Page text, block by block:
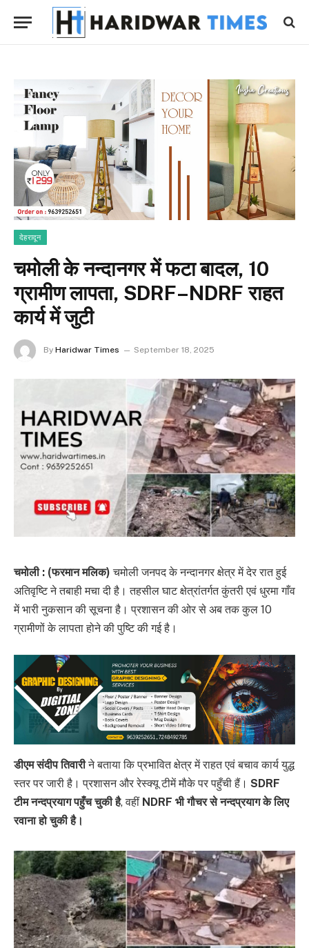
देहरादून
चमोली के नन्दानगर में फटा बादल, 10
ग्रामीण लापता, SDRF–NDRF राहत
कार्य में जुटी
By Haridwar Times September 18, 2025
चमोली : (फरमान मलिक) चमोली जनपद के नन्दानगर क्षेत्र में देर रात हुई
अतिवृष्टि ने तबाही मचा दी है। तहसील घाट क्षेत्रांतर्गत कुंतरी एवं धुरमा गाँव
में भारी नुकसान की सूचना है। प्रशासन की ओर से अब तक कुल 10
ग्रामीणों के लापता होने की पुष्टि की गई है।
डीएम संदीप तिवारीने बताया कि प्रभावित क्षेत्र में राहत एवं बचाव कार्य युद्ध
स्तर पर जारी है। प्रशासन और रेस्क्यू टीमें मौके पर पहुँची हैं। SDRF
टीम नन्दप्रयाग पहुँच चुकी है, वहीं NDRF भी गौचर से नन्दप्रयाग के लिए
रवाना हो चुकी है।